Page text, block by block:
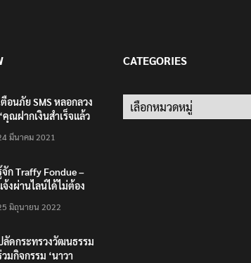
ตือนภัย SMS หลอกลวง
คุณฝากเงินสำเร็จแล้ว
200,000 บาท”
มีนาคม 2021
จัก Traffy Fondue –
จ้งผ่านไลน์ได้ไม่ต้อง
วไทย ไม่ใช่แค่ในกรุง
มิถุนายน 2022
ลัดกระทรวงวัฒนธรรม
วมกิจกรรม ‘นาวา
CATEGORIES
Categories